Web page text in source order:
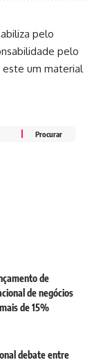
pelo
pelo
um material
de
de negócios
de 15%
debate entre